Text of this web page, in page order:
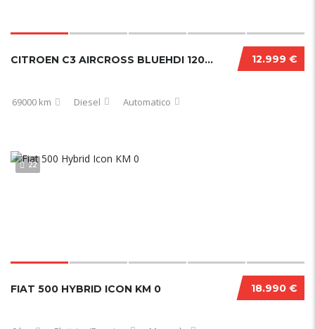
12.999 €
CITROEN C3 AIRCROSS BLUEHDI 120 CV EAT6 SHINE PACK 12/2020
69000 km Diesel Automatico
22
18.990 €
FIAT 500 HYBRID ICON KM 0